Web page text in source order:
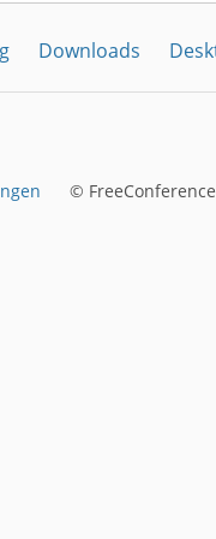
Downloads
©